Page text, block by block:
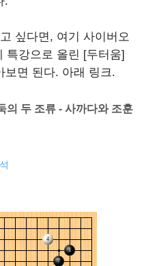
싶다면, 여기 사이버오
특강으로 올린 [두터움]
보면 된다. 아래 링크.
의 두 조류 - 사까다와 조훈